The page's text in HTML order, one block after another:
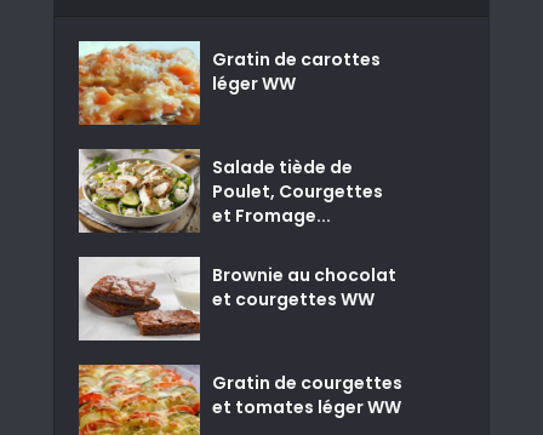
Gratin de carottes
léger WW
Salade tiède de
Poulet, Courgettes
et Fromage...
Brownie au chocolat
et courgettes WW
Gratin de courgettes
et tomates léger WW